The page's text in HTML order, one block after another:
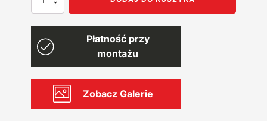
PREMIUM
7m
Płatność przy
montażu
Zobacz Galerie